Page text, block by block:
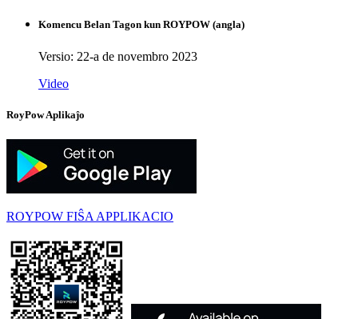
Komencu Belan Tagon kun ROYPOW (angla)
Versio: 22-a de novembro 2023
Video
RoyPow Aplikaĵo
ROYPOW FIŜA APPLIKACIO